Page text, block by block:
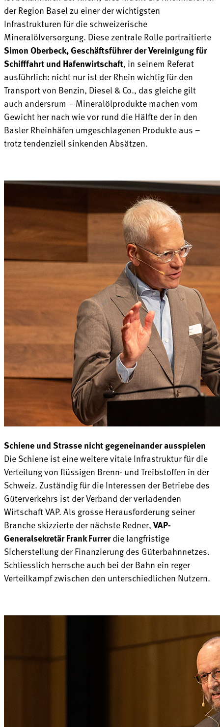
der Region Basel zu einer der wichtigsten
Infrastrukturen für die schweizerische
Mineralölversorgung. Diese zentrale Rolle portraitierte
Simon Oberbeck, Geschäftsführer der Vereinigung für
Schifffahrt und Hafen­wirtschaft, in seinem Referat
ausführlich: nicht nur ist der Rhein wichtig für den
Transport von Benzin, Diesel & Co., das gleiche gilt
auch andersrum – Mineralölprodukte machen vom
Gewicht her nach wie vor rund die Hälfte der in den
Basler Rheinhäfen umgeschlagenen Produkte aus –
trotz tendenziell sinkenden Absätzen.
Schiene und Strasse nicht gegeneinander ausspielen
Die Schiene ist eine weitere vitale Infrastruktur für die
Verteilung von flüssigen Brenn- und Treibstoffen in der
Schweiz. Zuständig für die Interessen der Betriebe des
Güterverkehrs ist der Verband der verladenden
Wirtschaft VAP. Als grosse Herausforderung seiner
Branche skizzierte der nächste Redner,VAP-
Generalsekretär Frank Furrerdie langfristige
Sicherstellung der Finanzierung des Güterbahnnetzes.
Schliesslich herrsche auch bei der Bahn ein reger
Verteilkampf zwischen den unterschiedlichen Nutzern.